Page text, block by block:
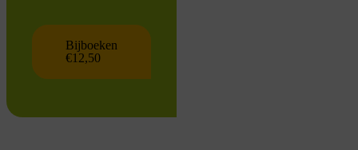
Bijboeken
€12,50